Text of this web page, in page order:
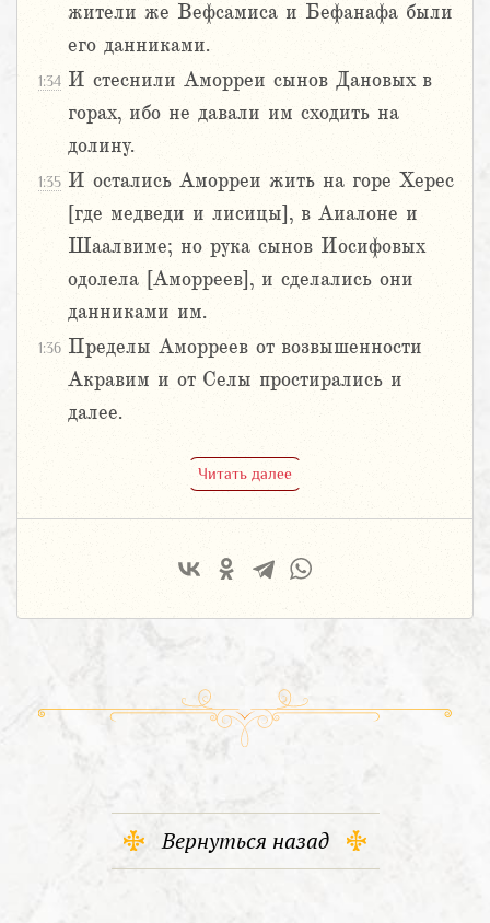
жители же Вефсамиса и Бефанафа были
его данниками.
1:34 И стеснили Аморреи сынов Дановых в
горах, ибо не давали им сходить на
долину.
1:35 И остались Аморреи жить на горе Херес
[где медведи и лисицы], в Аиалоне и
Шаалвиме; но рука сынов Иосифовых
одолела [Аморреев], и сделались они
данниками им.
1:36 Пределы Аморреев от возвышенности
Акравим и от Селы простирались и
далее.
Читать далее
Вернуться назад